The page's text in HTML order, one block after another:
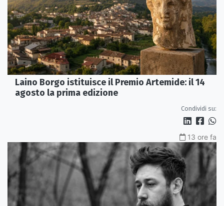
Laino Borgo istituisce il Premio Artemide: il 14
agosto la prima edizione
Condividi su:
13 ore fa